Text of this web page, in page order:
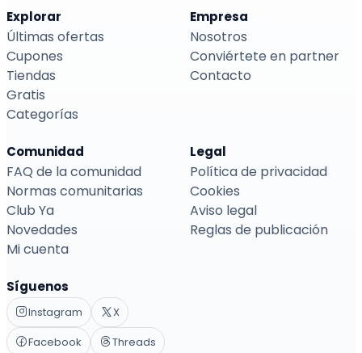
Explorar
Últimas ofertas
Cupones
Tiendas
Gratis
Categorías
Empresa
Nosotros
Conviértete en partner
Contacto
Comunidad
FAQ de la comunidad
Normas comunitarias
Club Ya
Novedades
Mi cuenta
Legal
Política de privacidad
Cookies
Aviso legal
Reglas de publicación
Síguenos
Instagram
X
Facebook
Threads